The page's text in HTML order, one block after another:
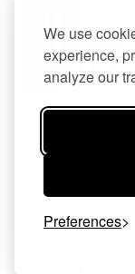
We use
experience,
analyze our
Preferences